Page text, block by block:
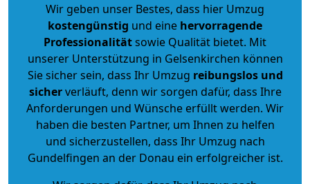
Wir geben unser Bestes, dass hier Umzug
kostengünstig und eine hervorragende
Professionalitätsowie Qualität bietet. Mit
unserer Unterstützung in Gelsenkirchen können
Sie sicher sein, dass Ihr Umzug reibungslos und
sicherverläuft, denn wir sorgen dafür, dass Ihre
Anforderungen und Wünsche erfüllt werden. Wir
haben die besten Partner, um Ihnen zu helfen
und sicherzustellen, dass Ihr Umzug nach
Gundelfingen an der Donau ein erfolgreicher ist.